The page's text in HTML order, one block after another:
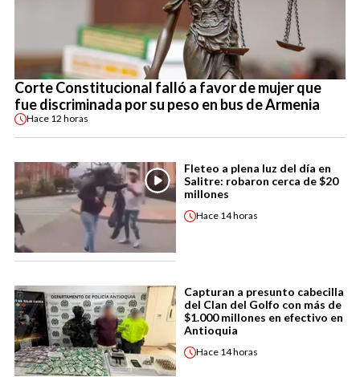
Corte Constitucional falló a favor de mujer que
fue discriminada por su peso en bus de Armenia
Hace 12 horas
Fleteo a plena luz del día en
Salitre: robaron cerca de $20
millones
Hace 14 horas
Capturan a presunto cabecilla
del Clan del Golfo con más de
$1.000 millones en efectivo en
Antioquia
Hace 14 horas